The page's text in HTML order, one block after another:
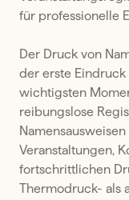
für professionelle
Der Druck von
der erste Eindruck
wichtigsten
reibungslose
Veranstaltungen,
fortschrittlichen
Thermodruck- als